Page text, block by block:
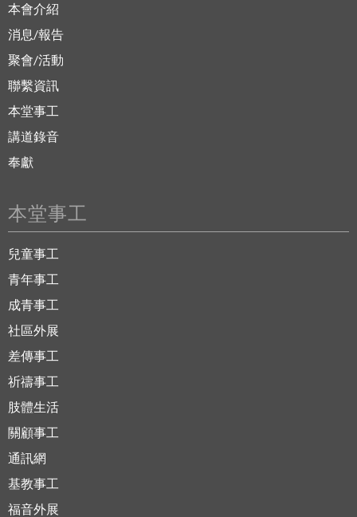
本會介紹
消息/報告
聚會/活動
聯繫資訊
本堂事工
講道錄音
奉獻
本堂事工
兒童事工
青年事工
成青事工
社區外展
差傳事工
祈禱事工
肢體生活
關顧事工
通訊網
基教事工
福音外展